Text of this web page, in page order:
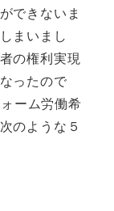
できないま
まいまし
の権利実現
ったので
ーム労働希
のような５